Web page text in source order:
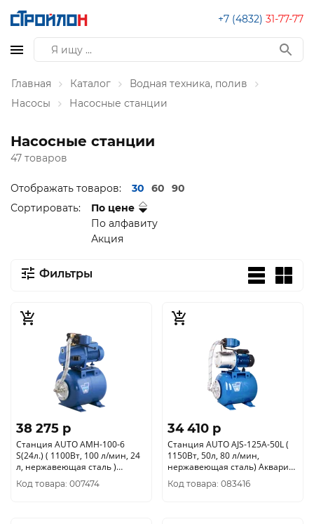
+7 (4832) 31-77-77
Главная Каталог
Водная техника, полив
Насосы
Насосные станции
Насосные станции
47 товаров
Отображать товаров: 30 60
90
Сортировать:
По цене
По алфавиту
Акция
Фильтры
38 275 p
Станция AUTO AMH-100-6
S(24л.) ( 1100Вт, 100 л/мин, 24
л, нержавеющая сталь )
Акварио 7811
Код товара: 007474
34 410 p
Станция AUTO AJS-125A-50L (
1150Вт, 50л, 80 л/мин,
нержавеющая сталь) Акварио
7715
Код товара: 083416